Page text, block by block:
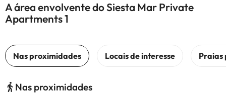
A área envolvente do Siesta Mar Private
Apartments 1
Nas proximidades